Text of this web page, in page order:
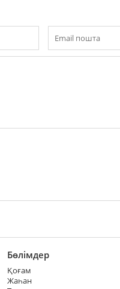
Бөлімдер
Қоғам
Жаһан